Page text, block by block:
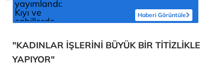
Haberi Görüntüle
"KADINLAR İŞLERİNİ BÜYÜK BİR TİTİZLİKLE
YAPIYOR"